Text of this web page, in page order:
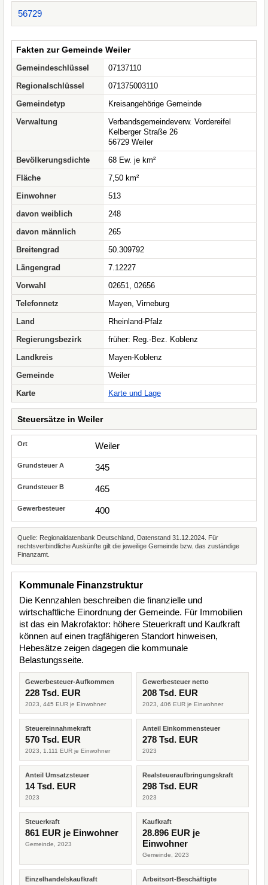
56729
Fakten zur Gemeinde Weiler
Gemeindeschlüssel
07137110
Regionalschlüssel
071375003110
Gemeindetyp
Kreisangehörige Gemeinde
Verwaltung
Verbandsgemeindeverw. Vordereifel
Kelberger Straße 26
56729 Weiler
Bevölkerungsdichte
68 Ew. je km²
Fläche
7,50 km²
Einwohner
513
davon weiblich
248
davon männlich
265
Breitengrad
50.309792
Längengrad
7.12227
Vorwahl
02651, 02656
Telefonnetz
Mayen, Virneburg
Land
Rheinland-Pfalz
Regierungsbezirk
früher: Reg.-Bez. Koblenz
Landkreis
Mayen-Koblenz
Gemeinde
Weiler
Karte
Karte und Lage
Steuersätze in Weiler
Weiler
345
465
400
Quelle: Regionaldatenbank Deutschland, Datenstand 31.12.2024. Für
rechtsverbindliche Auskünfte gilt die jeweilige Gemeinde bzw. das zuständige
Finanzamt.
Kommunale Finanzstruktur
Die Kennzahlen beschreiben die finanzielle und
wirtschaftliche Einordnung der Gemeinde. Für Immobilien
ist das ein Makrofaktor: höhere Steuerkraft und Kaufkraft
können auf einen tragfähigeren Standort hinweisen,
Hebesätze zeigen dagegen die kommunale
Belastungsseite.
Gewerbesteuer-Aufkommen
228 Tsd. EUR
2023, 445 EUR je Einwohner
Gewerbesteuer netto
208 Tsd. EUR
2023, 406 EUR je Einwohner
Steuereinnahmekraft
570 Tsd. EUR
2023, 1.111 EUR je Einwohner
Anteil Einkommensteuer
278 Tsd. EUR
2023
Anteil Umsatzsteuer
14 Tsd. EUR
2023
Realsteueraufbringungskraft
298 Tsd. EUR
2023
Steuerkraft
861 EUR je Einwohner
Gemeinde, 2023
Kaufkraft
28.896 EUR je
Einwohner
Gemeinde, 2023
Einzelhandelskaufkraft Arbeitsort-Beschäftigte